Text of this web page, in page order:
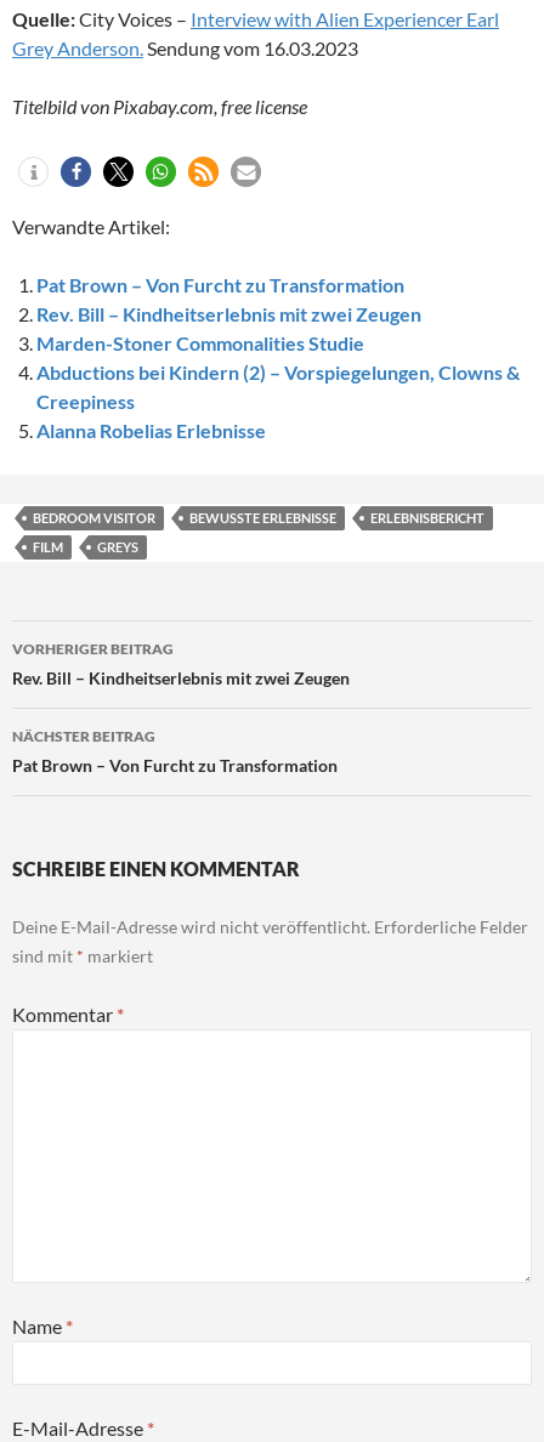
Quelle:City Voices – Interview with Alien Experiencer Earl
Grey Anderson.Sendung vom 16.03.2023
Titelbild von Pixabay.com, free license
Verwandte Artikel:
Pat Brown – Von Furcht zu Transformation
Rev. Bill – Kindheitserlebnis mit zwei Zeugen
Marden-Stoner Commonalities Studie
Abductions bei Kindern (2) – Vorspiegelungen, Clowns &
Creepiness
Alanna Robelias Erlebnisse
BEDROOM VISITOR BEWUSSTE ERLEBNISSE
ERLEBNISBERICHT
FILM
GREYS
Beitragsnavigation
VORHERIGER BEITRAG
Rev. Bill – Kindheitserlebnis mit zwei Zeugen
NÄCHSTER BEITRAG
Pat Brown – Von Furcht zu Transformation
SCHREIBE EINEN KOMMENTAR
Deine E-Mail-Adresse wird nicht veröffentlicht. Erforderliche Felder
sind mit * markiert
Kommentar *
Name *
E-Mail-Adresse *